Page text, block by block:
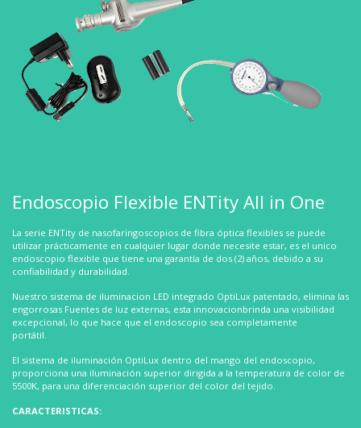
Endoscopio Flexible ENTity All in One
La serie ENTity de nasofaringoscopios de fibra óptica flexibles se puede
utilizar prácticamente en cualquier lugar donde necesite estar, es el unico
endoscopio flexible que tiene una garantía de dos (2) años, debido a su
confiabilidad y durabilidad.
Nuestro sistema de iluminacion LED integrado OptiLux patentado, elimina las
engorrosas Fuentes de luz externas, esta innovacionbrinda una visibilidad
excepcional, lo que hace que el endoscopio sea completamente
portátil.
El sistema de iluminación OptiLux dentro del mango del endoscopio,
proporciona una iluminación superior dirigida a la temperatura de color de
5500K, para una diferenciación superior del color del tejido.
CARACTERISTICAS: